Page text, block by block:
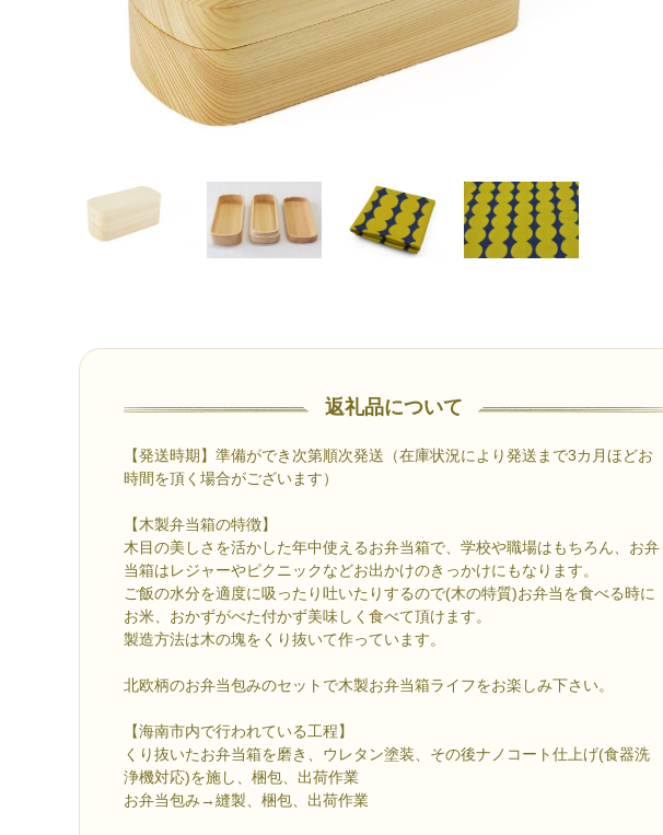
返礼品について
【発送時期】準備ができ次第順次発送（在庫状況により発送まで3カ月ほどお
時間を頂く場合がございます）
【木製弁当箱の特徴】
木目の美しさを活かした年中使えるお弁当箱で、学校や職場はもちろん、お弁
当箱はレジャーやピクニックなどお出かけのきっかけにもなります。
ご飯の水分を適度に吸ったり吐いたりするので(木の特質)お弁当を食べる時に
お米、おかずがべた付かず美味しく食べて頂けます。
製造方法は木の塊をくり抜いて作っています。
北欧柄のお弁当包みのセットで木製お弁当箱ライフをお楽しみ下さい。
【海南市内で行われている工程】
くり抜いたお弁当箱を磨き、ウレタン塗装、その後ナノコート仕上げ(食器洗
浄機対応)を施し、梱包、出荷作業
お弁当包み→縫製、梱包、出荷作業